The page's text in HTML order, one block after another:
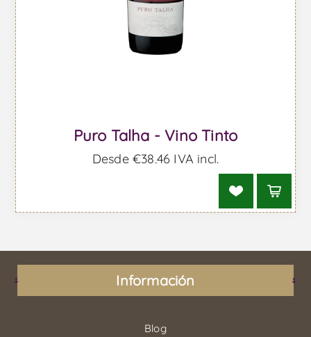
Puro Talha - Vino Tinto
Desde €38,46 IVA incl.
Información
Blog